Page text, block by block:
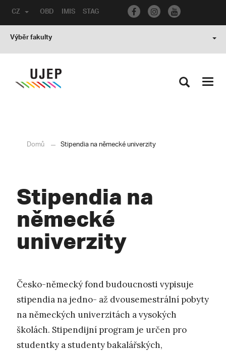
OBD IMIS STAG
CZ
Výběr fakulty
Domů Stipendia na německé univerzity
Stipendia na
německé
univerzity
Česko-německý fond budoucnosti vypisuje
stipendia na jedno- až dvousemestrální pobyty
na německých univerzitách a vysokých
školách. Stipendijní program je určen pro
studentky a studenty bakalářských,